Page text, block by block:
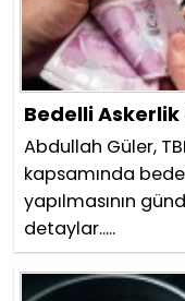
Bedelli Askerlik
Abdullah Güler,
kapsamında
yapılmasının
detaylar.....